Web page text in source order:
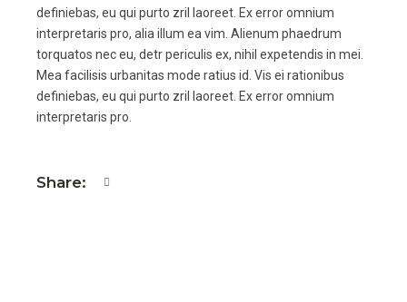
definiebas, eu qui purto zril laoreet. Ex error omnium
interpretaris pro, alia illum ea vim. Alienum phaedrum
torquatos nec eu, detr periculis ex, nihil expetendis in mei.
Mea facilisis urbanitas mode ratius id. Vis ei rationibus
definiebas, eu qui purto zril laoreet. Ex error omnium
interpretaris pro.
Share: